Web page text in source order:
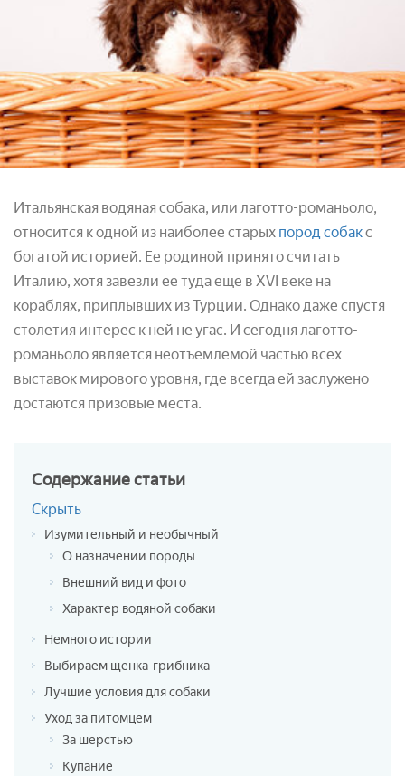
Итальянская водяная собака, или лаготто-романьоло,
относится к одной из наиболее старых пород собакс
богатой историей. Ее родиной принято считать
Италию, хотя завезли ее туда еще в XVI веке на
кораблях, приплывших из Турции. Однако даже спустя
столетия интерес к ней не угас. И сегодня лаготто-
романьоло является неотъемлемой частью всех
выставок мирового уровня, где всегда ей заслужено
достаются призовые места.
Содержаниестатьи
Скрыть
Изумительный и необычный
О назначении породы
Внешний вид и фото
Характер водяной собаки
Немного истории
Выбираем щенка-грибника
Лучшие условия для собаки
Уход за питомцем
За шерстью
Купание